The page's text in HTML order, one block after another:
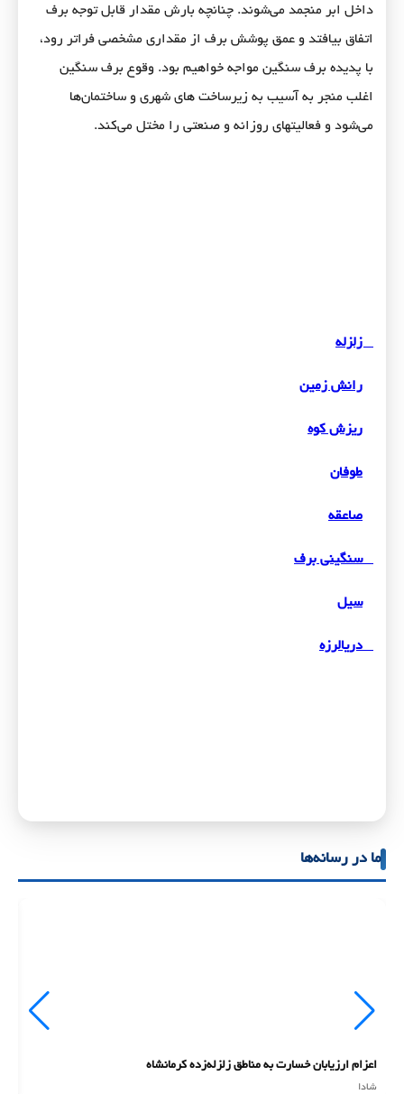
داخل ابر منجمد می‌شوند. چنانچه بارش مقدار قابل توجه برف
اتفاق بیافتد و عمق پوشش برف از مقداری مشخصی فراتر رود،
با پدیده برف سنگین مواجه خواهیم بود. وقوع برف سنگین
اغلب منجر به آسیب به زیرساخت های شهری و ساختمان‌ها
می‌شود و فعالیتهای روزانه و صنعتی را مختل می‌کند.
زلزله
رانش زمین
ریزش کوه
طوفان
صاعقه
سنگینی برف
سیل
دریالرزه
ما در رسانه‌ها
اعزام ارزیابان خسارت به مناطق زلزله‌زده کرمانشاه
شادا